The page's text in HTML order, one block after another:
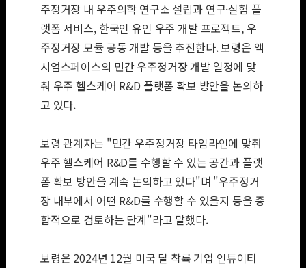
주정거장 내 우주의학 연구소 설립과 연구·실험 플
랫폼 서비스, 한국인 유인 우주 개발 프로젝트, 우
주정거장 모듈 공동 개발 등을 추진한다. 보령은 액
시엄스페이스의 민간 우주정거장 개발 일정에 맞
춰 우주 헬스케어 R&D 플랫폼 확보 방안을 논의하
고 있다.
보령 관계자는 "민간 우주정거장 타임라인에 맞춰
우주 헬스케어 R&D를 수행할 수 있는 공간과 플랫
폼 확보 방안을 계속 논의하고 있다"며 "우주정거
장 내부에서 어떤 R&D를 수행할 수 있을지 등을 종
합적으로 검토하는 단계"라고 말했다.
보령은 2024년 12월 미국 달 착륙 기업 인튜이티